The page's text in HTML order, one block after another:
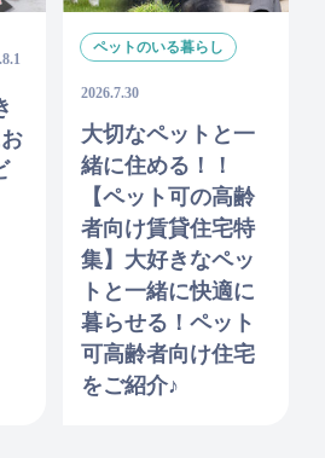
ペットのいる暮らし
2026.7.30
大切なペットと一
緒に住める！！
【ペット可の高齢
者向け賃貸住宅特
集】大好きなペッ
トと一緒に快適に
暮らせる！ペット
可高齢者向け住宅
をご紹介♪